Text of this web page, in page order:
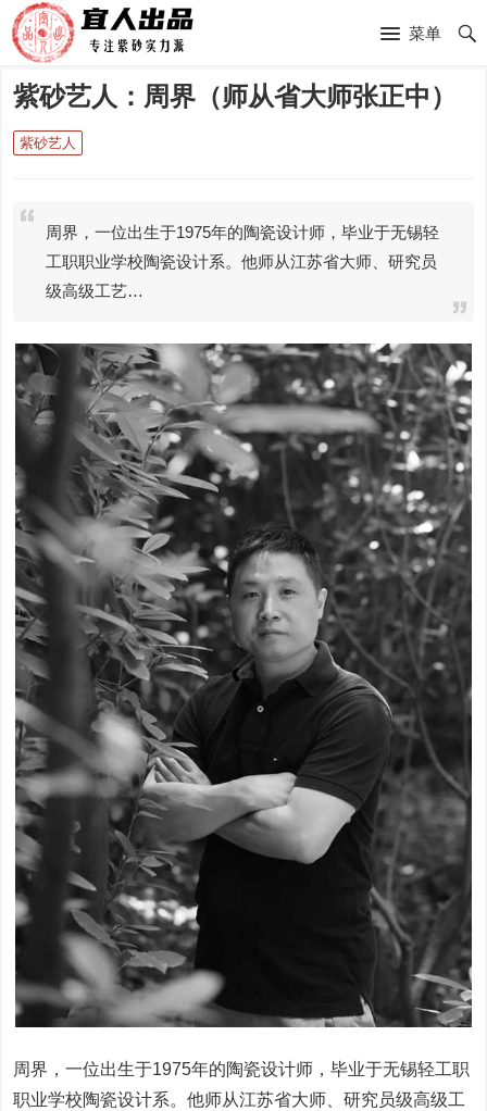
菜单
紫砂艺人：周界（师从省大师张正中）
紫砂艺人
周界，一位出生于1975年的陶瓷设计师，毕业于无锡轻
工职职业学校陶瓷设计系。他师从江苏省大师、研究员
级高级工艺…
周界，一位出生于1975年的陶瓷设计师，毕业于无锡轻工职
职业学校陶瓷设计系。他师从江苏省大师、研究员级高级工